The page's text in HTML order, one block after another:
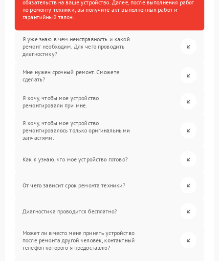
обязательств на ваше устройство. Далее, после выполнения работ
по ремонту техники, вы получите акт выполненных работ и
гарантийный талон.
Я уже знаю в чем неисправность и какой
ремонт необходим. Для чего проводить
диагностику?
Мне нужен срочный ремонт. Сможете
сделать?
Я хочу, чтобы мое устройство
ремонтировали при мне.
Я хочу, чтобы мое устройство
ремонтировалось только оригинальными
запчастями.
Как я узнаю, что мое устройство готово?
От чего зависит срок ремонта техники?
Диагностика проводится бесплатно?
Может ли вместо меня принять устройство
после ремонта другой человек, контактный
телефон которого я предоставлю?